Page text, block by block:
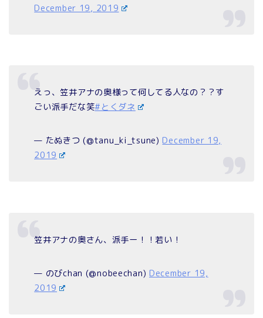
December 19, 2019
えっ、笠井アナの奥様って何してる人なの？？す
ごい派手だな笑#とくダネ
— たぬきつ (@tanu_ki_tsune)December 19,
2019
笠井アナの奥さん、派手ー！！若い！
— のびchan (@nobeechan)December 19,
2019